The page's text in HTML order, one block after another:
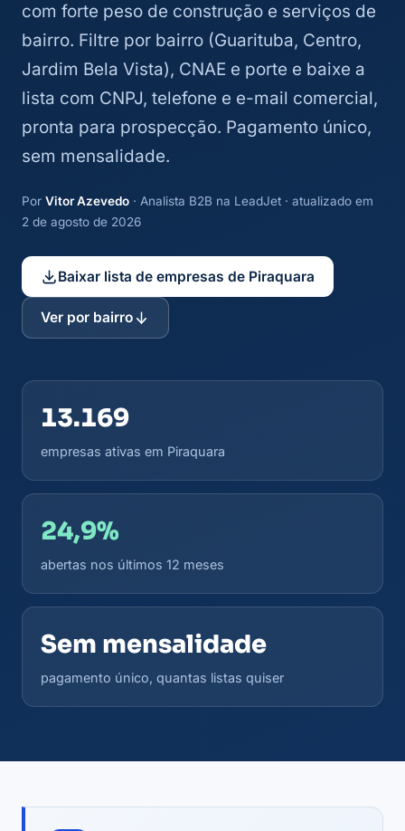
com forte peso de construção e serviços de
bairro. Filtre por bairro (Guarituba, Centro,
Jardim Bela Vista), CNAE e porte e baixe a
lista com CNPJ, telefone e e-mail comercial,
pronta para prospecção. Pagamento único,
sem mensalidade.
Por Vitor Azevedo · Analista B2B na LeadJet · atualizado em
2 de agosto de 2026
Baixar lista de empresas de Piraquara
Ver por bairro
13.169
empresas ativas em Piraquara
24,9%
abertas nos últimos 12 meses
Sem mensalidade
pagamento único, quantas listas quiser